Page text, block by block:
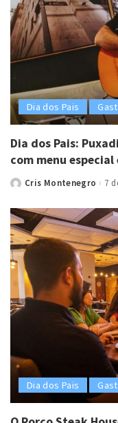
Dia dos Pais
Dia dos Pais:
com menu
PostedCris Montenegro 7
Dia dos Pais